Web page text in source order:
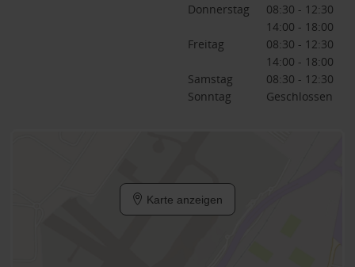
Donnerstag
08:30 - 12:30
14:00 - 18:00
Freitag
08:30 - 12:30
14:00 - 18:00
Samstag
08:30 - 12:30
Sonntag
Geschlossen
Karte anzeigen